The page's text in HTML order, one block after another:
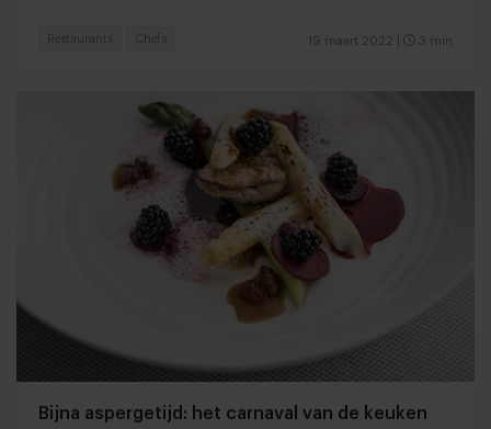
19 maart 2022 3 min
Restaurants Chefs
Bijna aspergetijd: het carnaval van de keuken